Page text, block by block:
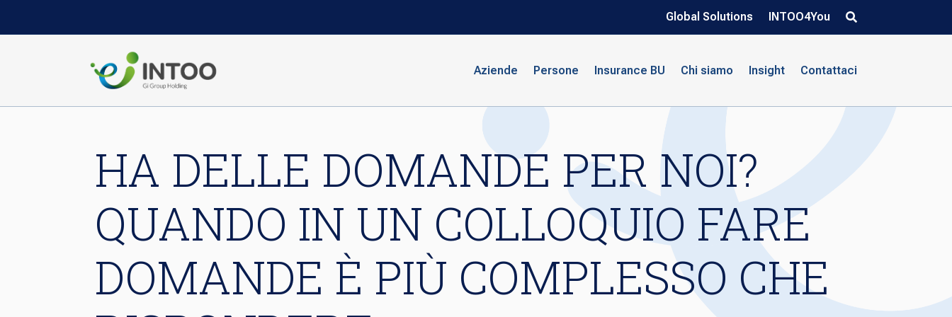
Global Solutions INTOO4You
Aziende Persone Insurance BU Chi siamo Insight Contattaci
HA DELLE DOMANDE PER NOI?
QUANDO IN UN COLLOQUIO FARE
DOMANDE È PIÙ COMPLESSO CHE